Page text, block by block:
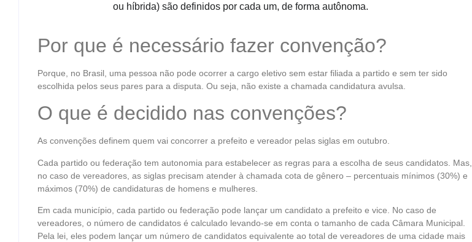
ou híbrida) são definidos por cada um, de forma autônoma.
Por que é necessário fazer convenção?
Porque, no Brasil, uma pessoa não pode ocorrer a cargo eletivo sem estar filiada a partido e sem ter sido
escolhida pelos seus pares para a disputa. Ou seja, não existe a chamada candidatura avulsa.
O que é decidido nas convenções?
As convenções definem quem vai concorrer a prefeito e vereador pelas siglas em outubro.
Cada partido ou federação tem autonomia para estabelecer as regras para a escolha de seus candidatos. Mas,
no caso de vereadores, as siglas precisam atender à chamada cota de gênero – percentuais mínimos (30%) e
máximos (70%) de candidaturas de homens e mulheres.
Em cada município, cada partido ou federação pode lançar um candidato a prefeito e vice. No caso de
vereadores, o número de candidatos é calculado levando-se em conta o tamanho de cada Câmara Municipal.
Pela lei, eles podem lançar um número de candidatos equivalente ao total de vereadores de uma cidade mais